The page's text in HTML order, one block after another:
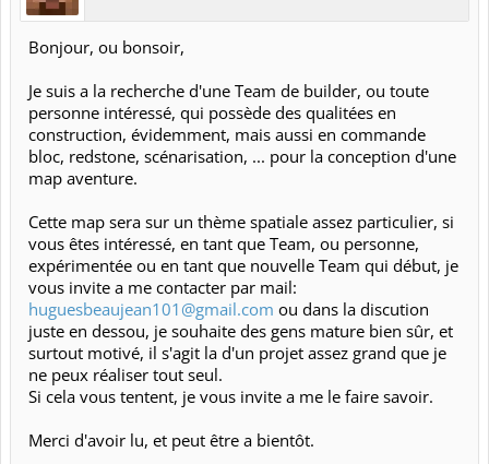
Bonjour, ou bonsoir,
Je suis a la recherche d'une Team de builder, ou toute
personne intéressé, qui possède des qualitées en
construction, évidemment, mais aussi en commande
bloc, redstone, scénarisation, ... pour la conception d'une
map aventure.
Cette map sera sur un thème spatiale assez particulier, si
vous êtes intéressé, en tant que Team, ou personne,
expérimentée ou en tant que nouvelle Team qui début, je
vous invite a me contacter par mail:
huguesbeaujean101@gmail.com ou dans la discution
juste en dessou, je souhaite des gens mature bien sûr, et
surtout motivé, il s'agit la d'un projet assez grand que je
ne peux réaliser tout seul.
Si cela vous tentent, je vous invite a me le faire savoir.
Merci d'avoir lu, et peut être a bientôt.